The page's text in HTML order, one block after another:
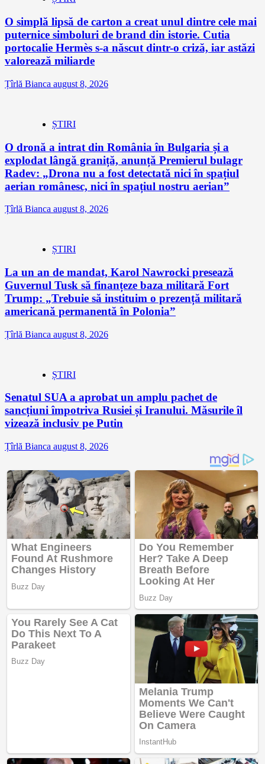
O simplă lipsă de carton a creat unul dintre cele mai
puternice simboluri de brand din istorie. Cutia
portocalie Hermès s-a născut dintr-o criză, iar astăzi
valorează miliarde
Țîrlă Bianca august 8, 2026
ȘTIRI
O dronă a intrat din România în Bulgaria și a
explodat lângă graniță, anunță Premierul bulagr
Radev: „Drona nu a fost detectată nici în spațiul
aerian românesc, nici în spațiul nostru aerian”
Țîrlă Bianca august 8, 2026
ȘTIRI
La un an de mandat, Karol Nawrocki presează
Guvernul Tusk să finanțeze baza militară Fort
Trump: „Trebuie să instituim o prezență militară
americană permanentă în Polonia”
Țîrlă Bianca august 8, 2026
ȘTIRI
Senatul SUA a aprobat un amplu pachet de
sancțiuni împotriva Rusiei și Iranului. Măsurile îl
vizează inclusiv pe Putin
Țîrlă Bianca august 8, 2026